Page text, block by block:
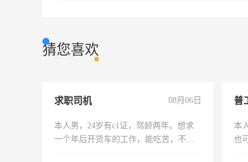
猜您喜欢
求职司机 08月06日
本人男，24岁有c1证，驾龄两年。想求
一个年后开货车的工作，能吃苦，不怕
普
本
也